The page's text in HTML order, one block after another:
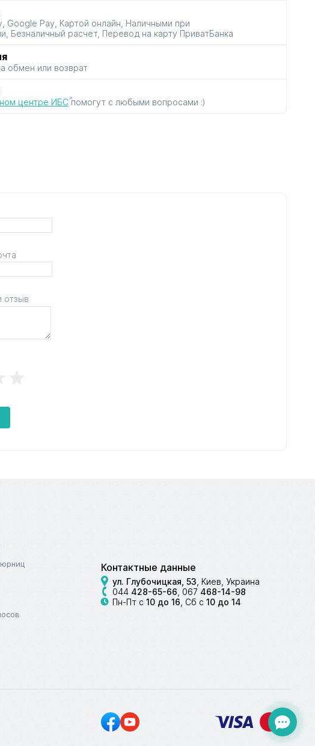
для чайников
Google Pay, Картой онлайн, Наличными при
Безналичный расчет, Перевод на карту ПриватБанка
обмен или возврат
центре ИБСпомогут с любыми вопросами :)
отзыв
Контактные данные
ул. Глубочицкая, 53 , Киев, Украина
044 428-65-66 067 468-14-98
Пн-Пт с 10 до 16 , Сб с 10 до 14